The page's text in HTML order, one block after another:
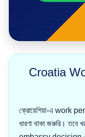
Croatia
ক্রোয়েশিয়া-এ work
ধারণা থাকা জরুরি।